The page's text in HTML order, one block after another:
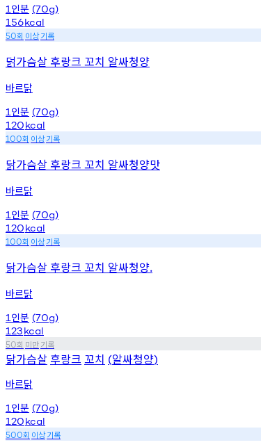
1 인분 (70g)
156kcal
50회 이상기록
덝가슴살 후랑크 꼬치 알싸청양
바르닭
1 인분 (70g)
120kcal
100회 이상기록
닭가슴살 후랑크 꼬치 알싸청양맛
바르닭
1 인분 (70g)
120kcal
100회 이상기록
닭가슴살 후랑크 꼬치 알싸청양.
바르닭
1 인분 (70g)
123kcal
50회 미만기록
닭가슴살 후랑크 꼬치 (알싸청양)
바르닭
1 인분 (70g)
120kcal
500회 이상기록